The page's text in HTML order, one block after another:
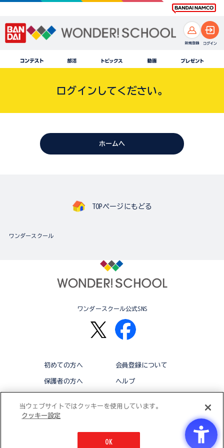
ログインしてください。
ホームへ
TOPページにもどる
ワンダースクール
ワンダースクール公式SNS
初めての方へ 会員登録について
保護者の方へ ヘルプ
© BANDAI CO.,LTD 2015 ALL RIGHTS RESERVED
当ウェブサイトではクッキーを使用しています。
クッキー設定
OK